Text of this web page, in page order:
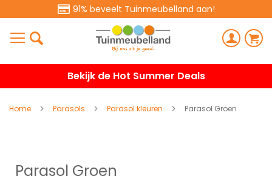
91% beveelt Tuinmeubelland aan!
Bekijk de Hot Summer Deals
Home Parasols Parasol kleuren Parasol Groen
Parasol Groen